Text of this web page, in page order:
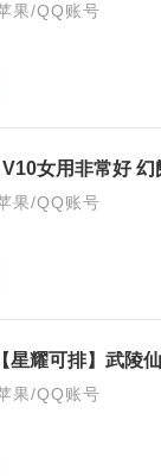
果/QQ账号
果/QQ账号
果/QQ账号